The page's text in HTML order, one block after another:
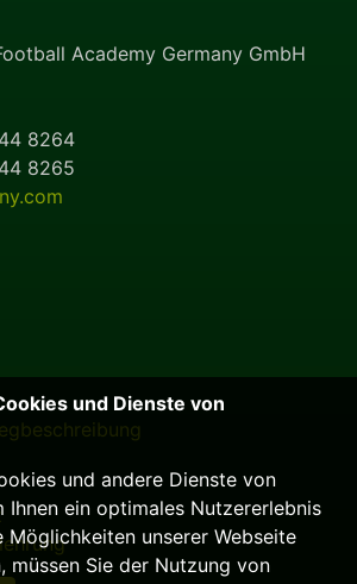
Academy Germany GmbH
8264
8265
und Dienste von
und andere Dienste von
Ihnen ein optimales Nutzererlebnis
Möglichkeiten unserer Webseite
müssen Sie der Nutzung von